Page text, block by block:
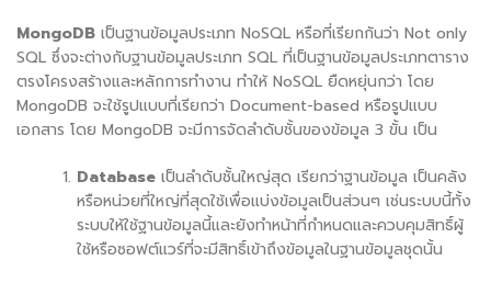
MongoDB เป็นฐานข้อมูลประเภท NoSQL หรือที่เรียกกันว่า Not only
SQL ซึ่งจะต่างกับฐานข้อมูลประเภท SQL ที่เป็นฐานข้อมูลประเภทตาราง
ตรงโครงสร้างและหลักการทำงาน ทำให้ NoSQL ยืดหยุ่นกว่า โดย
MongoDB จะใช้รูปแบบที่เรียกว่า Document-based หรือรูปแบบ
เอกสาร โดย MongoDB จะมีการจัดลำดับชั้นของข้อมูล 3 ขั้น เป็น
Database เป็นลำดับชั้นใหญ่สุด เรียกว่าฐานข้อมูล เป็นคลัง
หรือหน่วยที่ใหญ่ที่สุดใช้เพื่อแบ่งข้อมูลเป็นส่วนๆ เช่นระบบนี้ทั้ง
ระบบให้ใช้ฐานข้อมูลนี้และยังทำหน้าที่กำหนดและควบคุมสิทธิ์ผู้
ใช้หรือซอฟต์แวร์ที่จะมีสิทธิ์เข้าถึงข้อมูลในฐานข้อมูลชุดนั้น